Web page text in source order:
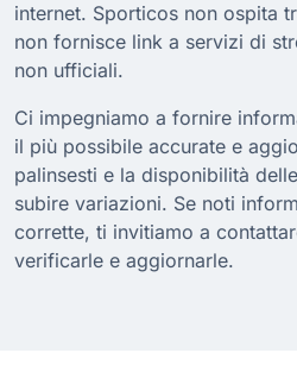
internet. Sporticos non ospita
non fornisce link a servizi di
non ufficiali.
Ci impegniamo a fornire
il più possibile accurate e
palinsesti e la disponibilità
subire variazioni. Se noti
corrette, ti invitiamo a
verificarle e aggiornarle.